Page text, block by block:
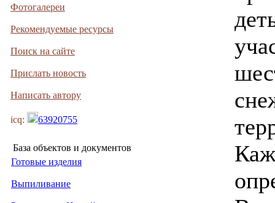
Фотогалереи
Рекомендуемые ресурсы
Поиск на сайте
Прислать новость
Написать автору
icq: 63920755
База объектов и документов
Готовые изделия
Выпиливание